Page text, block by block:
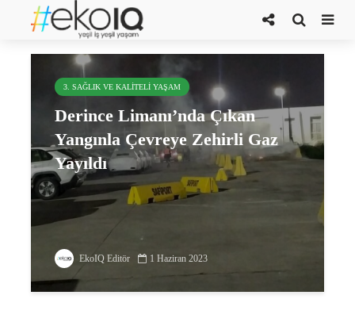
Kocaeli
3. SAĞLIK VE KALITELI YAŞAM
Derince Limanı’nda Çıkan
Yangınla Çevreye Zehirli Gaz
Yayıldı
EkoIQ Editör 1 Haziran 2023